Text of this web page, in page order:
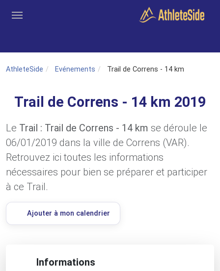
AthleteSide Evénements Trail de Correns - 14 km
Trail de Correns - 14 km 2019
Le Trail : Trail de Correns - 14 km se déroule le
06/01/2019 dans la ville de Correns (VAR).
Retrouvez ici toutes les informations
nécessaires pour bien se préparer et participer
à ce Trail.
Ajouter à mon calendrier
Informations